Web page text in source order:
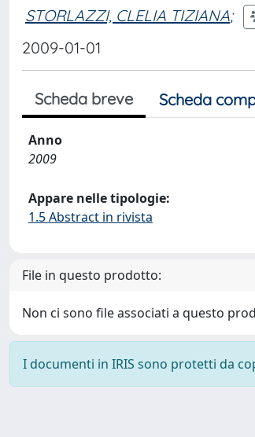
STORLAZZI, CLELIA TIZIANA;
2009-01-01
Scheda breve Scheda
Anno
2009
Appare nelle tipologie:
1.5 Abstract in rivista
File in questo prodotto:
Non ci sono file associati a questo
I documenti in IRIS sono protetti da